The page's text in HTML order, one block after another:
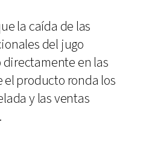
la caída de las
del jugo
en las
producto ronda los
y las ventas